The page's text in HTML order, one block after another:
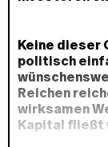
Keine dieser
politisch
Reichen
wirksamen
Kapital fließt